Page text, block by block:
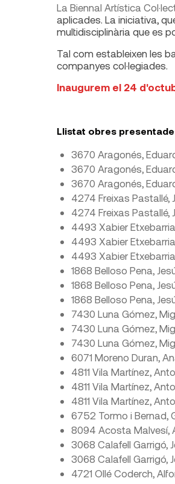
La Biennal Artística
aplicades. La iniciativa,
multidisciplinària que es
Tal com estableixen les
companyes col·legiades.
Inaugurem el 24
Llistat obres
3670 Aragonés,
3670 Aragonés,
3670 Aragonés,
4274 Freixas Pastallé,
4274 Freixas Pastallé,
4493 Xabier
4493 Xabier
4493 Xabier
1868 Belloso Pena,
1868 Belloso Pena,
1868 Belloso Pena,
7430 Luna Gómez,
7430 Luna Gómez,
7430 Luna Gómez,
6071 Moreno Duran,
4811 Vila Martínez,
4811 Vila Martínez,
4811 Vila Martínez,
6752 Tormo i Bernad,
8094 Acosta Malvesí,
3068 Calafell Garrigó,
3068 Calafell Garrigó,
4721 Ollé Coderch,